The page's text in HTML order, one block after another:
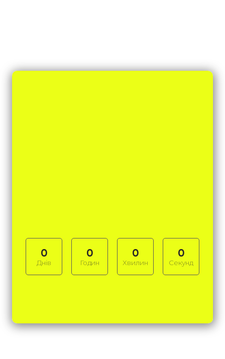
0
Днів
0
Годин
0
Хвилин
0
Секунд